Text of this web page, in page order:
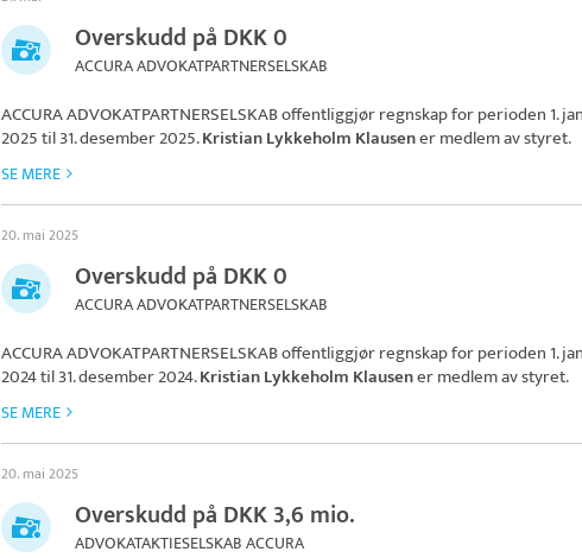
Overskudd på DKK 0
ACCURA ADVOKATPARTNERSELSKAB
ACCURA ADVOKATPARTNERSELSKABoffentliggjør regnskap for perioden 1.
2025 til 31. desember 2025.Kristian Lykkeholm Klausener medlem av styret.
SE MERE
20. mai 2025
Overskudd på DKK 0
ACCURA ADVOKATPARTNERSELSKAB
ACCURA ADVOKATPARTNERSELSKABoffentliggjør regnskap for perioden 1.
2024 til 31. desember 2024.Kristian Lykkeholm Klausener medlem av styret.
SE MERE
20. mai 2025
Overskudd på DKK 3,6 mio.
ADVOKATAKTIESELSKAB ACCURA